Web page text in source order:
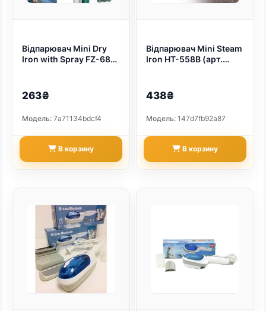
Відпарювач Mini Dry
Iron with Spray FZ-688
263₴
Модель: 7a71134bdcf4
В корзину
Відпарювач Mini Steam
Iron HT-558B (арт.
438₴
Модель: 147d7fb92a87
В корзину